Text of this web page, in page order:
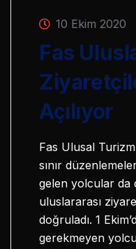
10 Ekim 2020
Fas
Açılıyor
Fas Ulusal
sınır
gelen yolcular da
uluslararası
doğruladı. 1
gerekmeyen